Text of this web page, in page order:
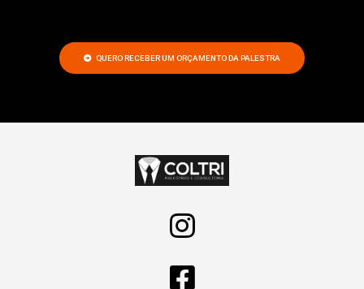
QUERO RECEBER UM ORÇAMENTO DA PALESTRA